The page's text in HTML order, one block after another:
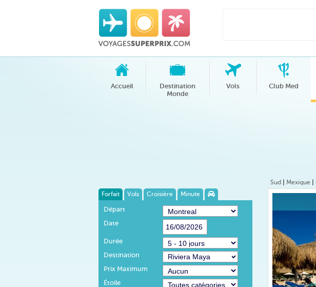
Accueil
Destination
Monde
Vols Club Med
Forfait Vols Croisière Minute
Départ
Date
Durée
Destination
Prix Maximum
Étoile
Sud Mexique